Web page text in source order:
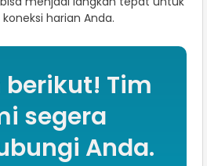
harian Anda.
berikut! Tim
segera
Anda.